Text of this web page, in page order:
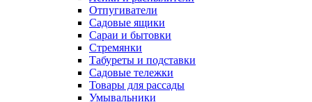
Отпугиватели
Садовые ящики
Сараи и бытовки
Стремянки
Табуреты и подставки
Садовые тележки
Товары для рассады
Умывальники